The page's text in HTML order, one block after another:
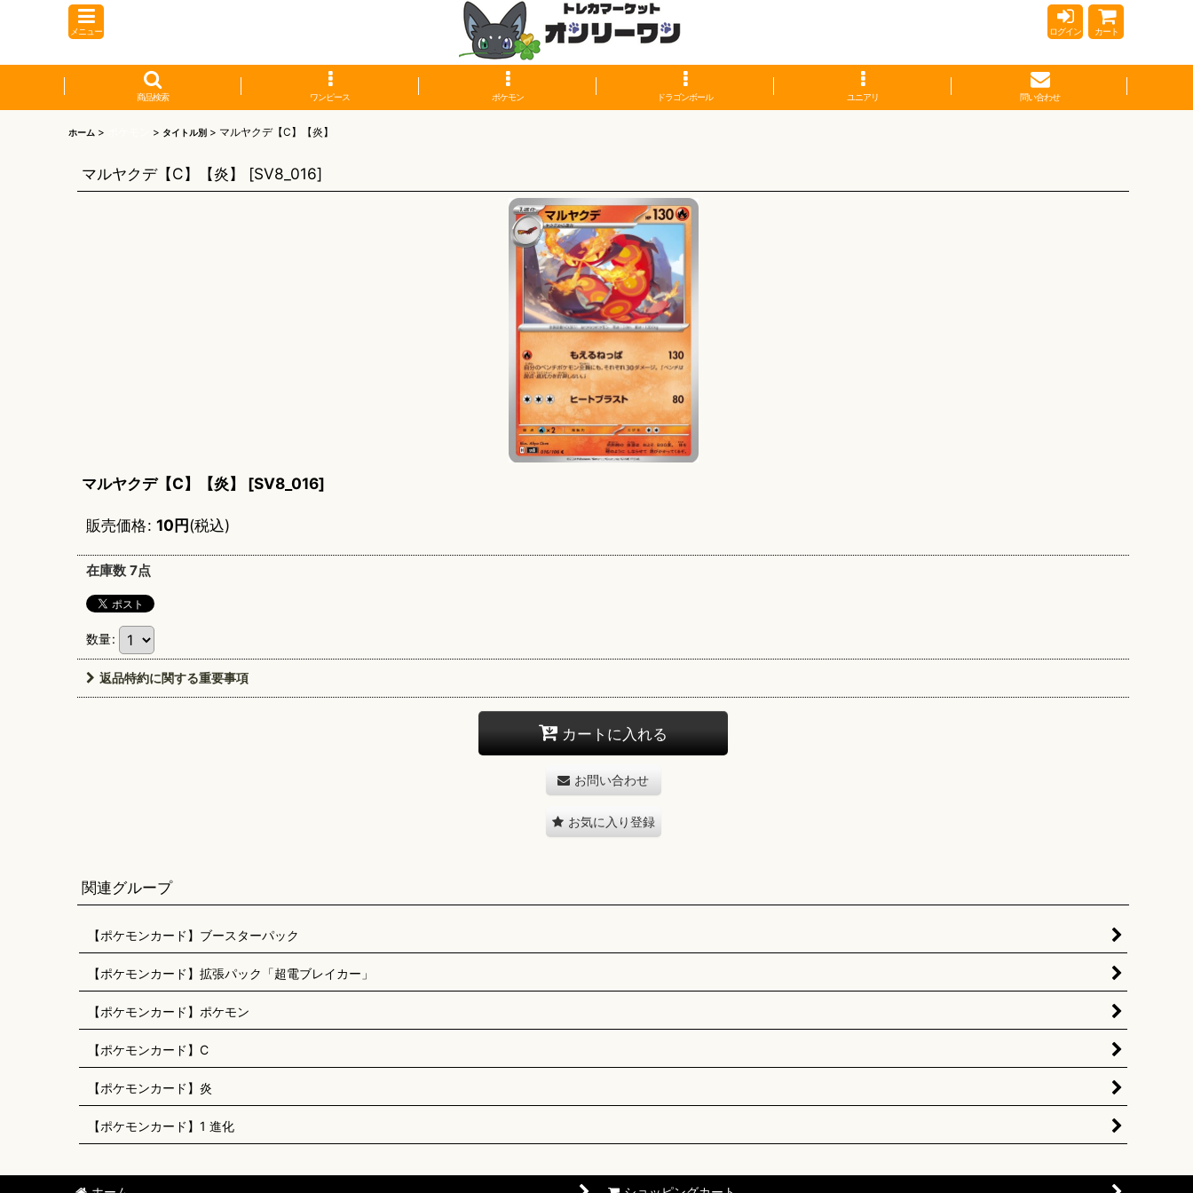
メニュー ログイン カート
商品検索 ワンピース ポケモン ドラゴンボール ユニアリ 問い合わせ
ホーム > > タイトル別 > マルヤクデ【C】【炎】
マルヤクデ【C】【炎】 [SV8_016]
マルヤクデ【C】【炎】 [SV8_016]
販売価格: 10円(税込)
在庫数 7点
数量:
返品特約に関する重要事項
カートに入れる
お問い合わせ
お気に入り登録
関連グループ
【ポケモンカード】ブースターパック
【ポケモンカード】拡張パック「超電ブレイカー」
【ポケモンカード】ポケモン
【ポケモンカード】C
【ポケモンカード】炎
【ポケモンカード】1 進化